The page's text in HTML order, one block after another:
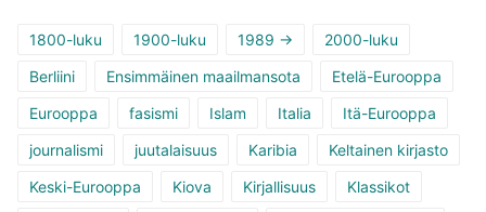
1800-luku 1900-luku 1989 ->
2000-luku
Berliini
Ensimmäinen maailmansota
Etelä-Eurooppa
Eurooppa
fasismi Islam Italia
Itä-Eurooppa
journalismi
juutalaisuus Karibia
Keltainen kirjasto
Keski-Eurooppa
Kiova Kirjallisuus
Klassikot